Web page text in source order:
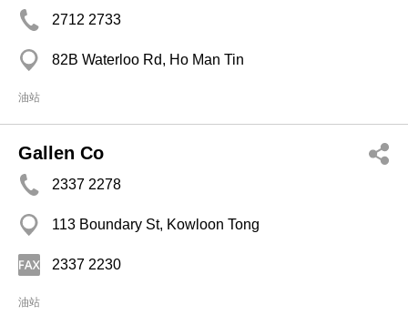
2712 2733
82B Waterloo Rd, Ho Man Tin
油站
Gallen Co
2337 2278
113 Boundary St, Kowloon Tong
2337 2230
油站